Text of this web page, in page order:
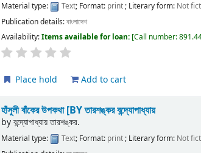
Material type: Text; Format: print; Literary form: Not
Publication details:বাংলাদেশ
Availability:Items available for loan: Call number:
Place hold Add to cart
হাঁসুলী বাঁকের উপকথা[BY তারশঙ্কর বন্দ্যোপাধ্যায়
byবন্দ্যোপাধ্যায় তারশঙ্কর.
Material type: Text; Format: print; Literary form: Not